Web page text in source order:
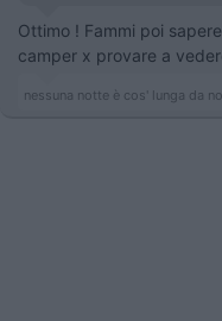
Ottimo ! Fammi poi
camper x provare a
nessuna notte è cos' lunga da